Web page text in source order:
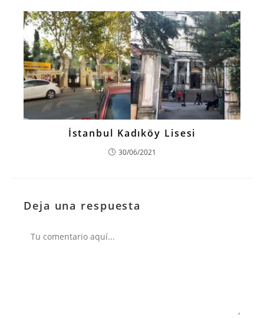
İstanbul Kadıköy Lisesi
30/06/2021
Deja una respuesta
Comentario